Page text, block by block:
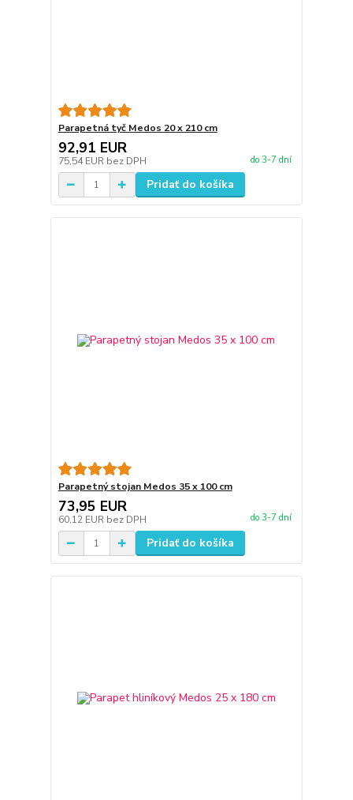
Parapetná tyč Medos 20 x 210 cm
92,91 EUR
75,54 EUR bez DPH do 3-7 dní
Pridať do košíka
Parapetný stojan Medos 35 x 100 cm
73,95 EUR
60,12 EUR bez DPH do 3-7 dní
Pridať do košíka